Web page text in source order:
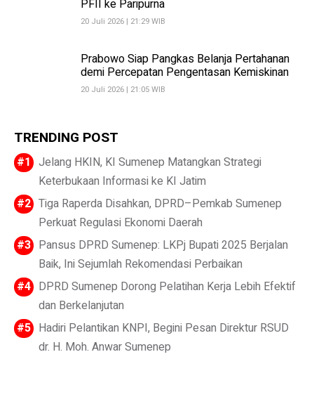
PFII ke Paripurna
20 Juli 2026 | 21:29 WIB
Prabowo Siap Pangkas Belanja Pertahanan
demi Percepatan Pengentasan Kemiskinan
20 Juli 2026 | 21:05 WIB
TRENDING POST
Jelang HKIN, KI Sumenep Matangkan Strategi
Keterbukaan Informasi ke KI Jatim
Tiga Raperda Disahkan, DPRD–Pemkab Sumenep
Perkuat Regulasi Ekonomi Daerah
Pansus DPRD Sumenep: LKPj Bupati 2025 Berjalan
Baik, Ini Sejumlah Rekomendasi Perbaikan
DPRD Sumenep Dorong Pelatihan Kerja Lebih Efektif
dan Berkelanjutan
Hadiri Pelantikan KNPI, Begini Pesan Direktur RSUD
dr. H. Moh. Anwar Sumenep